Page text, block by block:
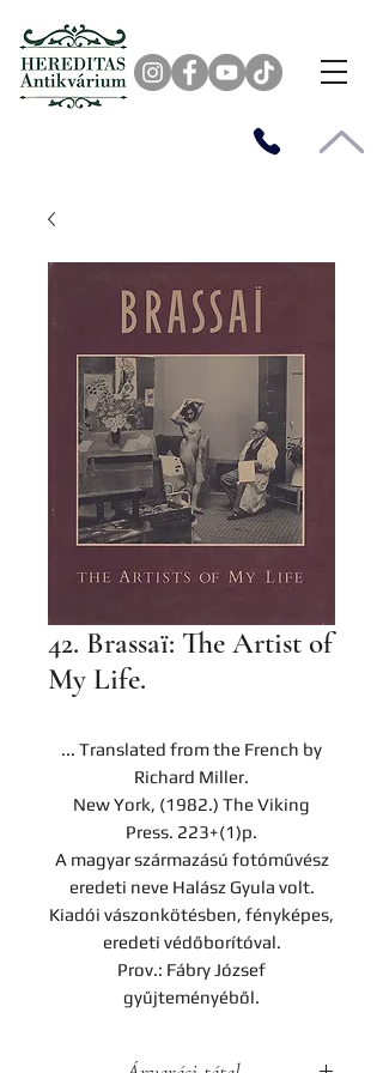
42. Brassaï: The Artist of
My Life.
... Translated from the French by
Richard Miller.
New York, (1982.) The Viking
Press. 223+(1)p.
A magyar származású fotóművész
eredeti neve Halász Gyula volt.
Kiadói vászonkötésben, fényképes,
eredeti védőborítóval.
Prov.: Fábry József
gyűjteményéből.